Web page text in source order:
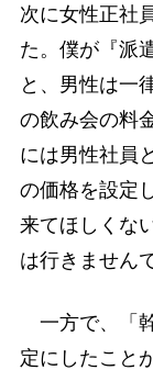
次に女性正社
た。僕が『派
と、男性は一
の飲み会の料
には男性社員
の価格を設定
来てほしくな
は行きません
一方で、「
定にしたこと